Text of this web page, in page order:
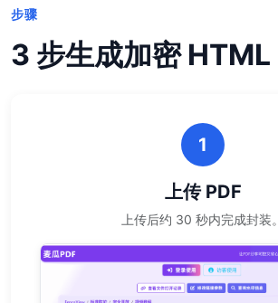
步骤
3 步生成加密 HTML
1
上传 PDF
上传后约 30 秒内完成封装。